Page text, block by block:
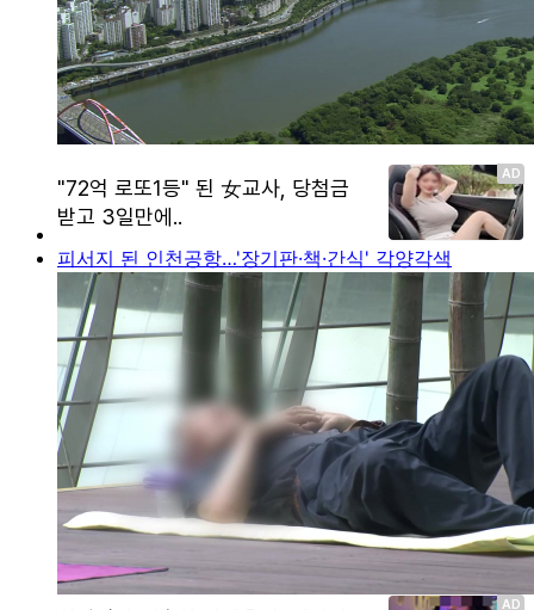
피서지 된 인천공항…'장기판·책·간식' 각양각색